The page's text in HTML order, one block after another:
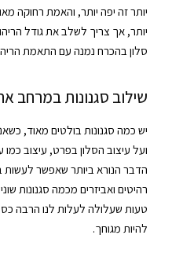
יותר זה יפה יותר, והאמת רחוקה
יותר, אך צריך לשלב את גודל
סלון בהכרח נמנה עם התאמת
שילוב סגנונות במרחב
יש כמה סגנונות בולטים מאוד,
ועל עיצוב הסלון בפרט, עיצוב כמו
הדבר הנורא ביותר שאפשר לעשות
רהיטים ואביזרים מכמה סגנונות
טעות שעלולה לעלות לנו הרבה
להיות מגוחך.